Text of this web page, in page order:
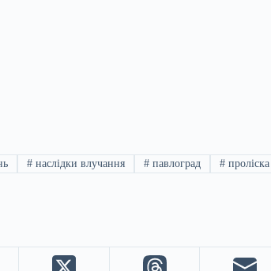
# наслідки влучання # павлоград #проліска